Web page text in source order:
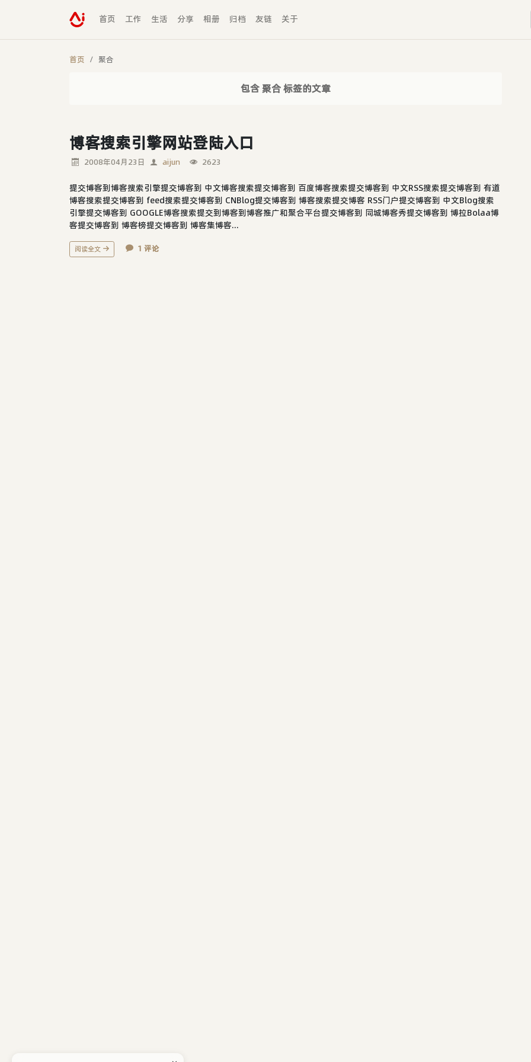
首页 工作 生活 分享 相册 归档 友链 关于
首页 聚合
包含 聚合 标签的文章
博客搜索引擎网站登陆入口
2008年04月23日 aijun 2623
提交博客到博客搜索引擎提交博客到 中文博客搜索提交博客到 百度博客搜索提交博客到 中文RSS搜索提交博客到 有道
博客搜索提交博客到 feed搜索提交博客到 CNBlog提交博客到 博客搜索提交博客 RSS门户提交博客到 中文Blog搜索
引擎提交博客到 GOOGLE博客搜索提交到博客到博客推广和聚合平台提交博客到 同城博客秀提交博客到 博拉Bolaa博
客提交博客到 博客榜提交博客到 博客集博客...
阅读全文 1 评论